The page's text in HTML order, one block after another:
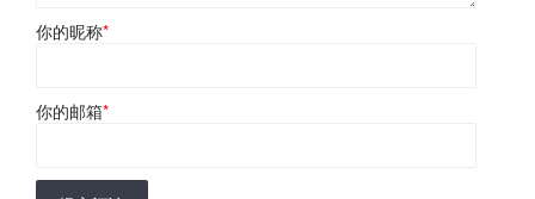
你的昵称*
你的邮箱*